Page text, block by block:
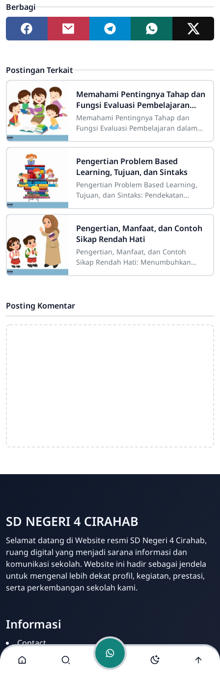
Admin
Online
Berbagi
Postingan Terkait
Memahami Pentingnya Tahap dan
Fungsi Evaluasi Pembelajaran
dalam Pendidikan di Indonesia
Memahami Pentingnya Tahap dan
Fungsi Evaluasi Pembelajaran dalam
Sdn4cirahab.sch.id - Evaluasi
pembelajaran adalah salah satu
Pengertian Problem Based
Learning, Tujuan, dan Sintaks
Pengertian Problem Based Learning,
Tujuan, dan Sintaks: Pendekatan
Meningkatkan Keterampilan Siswa
Sdn4cirahab.sch.id -
Pengertian, Manfaat, dan Contoh
Sikap Rendah Hati
Pengertian, Manfaat, dan Contoh
Sikap Rendah Hati: Menumbuhkan
Posting Komentar
SD NEGERI 4 CIRAHAB
Selamat datang di Website resmi SD Negeri 4 Cirahab,
ruang digital yang menjadi sarana informasi dan
komunikasi sekolah. Website ini hadir sebagai jendela
untuk mengenal lebih dekat profil, kegiatan, prestasi,
serta perkembangan sekolah kami.
Informasi
Contact
Disclamer